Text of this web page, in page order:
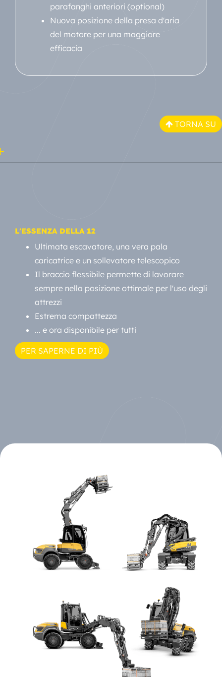
parafanghi anteriori (optional)
Nuova posizione della presa d'aria
del motore per una maggiore
efficacia
TORNA SU
L'ESSENZA DELLA 12
Ultimata escavatore, una vera pala
caricatrice e un sollevatore telescopico
Il braccio flessibile permette di lavorare
sempre nella posizione ottimale per l'uso degli
attrezzi
Estrema compattezza
... e ora disponibile per tutti
PER SAPERNE DI PIÙ